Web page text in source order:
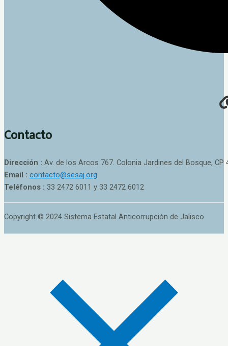
Contacto
Dirección : Av. de los Arcos 767. Colonia Jardines del Bosque, CP
Email : contacto@sesaj.org
Teléfonos : 33 2472 6011 y 33 2472 6012
Copyright © 2024 Sistema Estatal Anticorrupción de Jalisco